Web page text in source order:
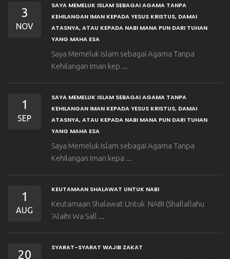
3
NOV
SAYA MEMELUK ISLAM SEBAGAI AGAMA TANPA
KEHILANGAN IMAN KEPADA YESUS KRISTUS, DAMAI
ATASNYA, ATAU KEPADA NABI MANA PUN DARI TUHAN
YANG MAHA ESA
Saya Memeluk Islam sebagai Agama Tanpa
Kehilangan Iman kep ...
1
SEP
SAYA MEMELUK ISLAM SEBAGAI AGAMA TANPA
KEHILANGAN IMAN KEPADA YESUS KRISTUS, DAMAI
ATASNYA, ATAU KEPADA NABI MANA PUN DARI TUHAN
YANG MAHA ESA
Saya Memeluk Islam sebagai Agama Tanpa
Kehilangan Iman kepa ...
1
AUG
KEUTAMAAN SHALAWAT UNTUK NABI
Keutamaan Shalawat Untuk NABI (Shallallahu
‘Alaihi Wa Sall ...
20
SYARAT-SYARAT WAJIB ZAKAT